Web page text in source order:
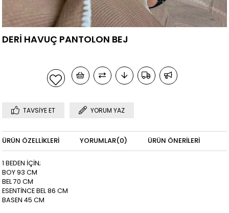
DERİ HAVUÇ PANTOLON BEJ
TAVSIYE ET YORUM YAZ
ÜRÜN ÖZELLIKLERI YORUMLAR(0) ÜRÜN ÖNERILERI
1 BEDEN İÇİN;
BOY 93 CM
BEL 70 CM
ESENTİNCE BEL 86 CM
BASEN 45 CM